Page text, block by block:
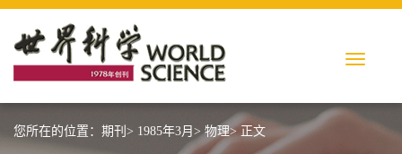
您所在的位置： 期刊> 1985年3月> 物理> 正文